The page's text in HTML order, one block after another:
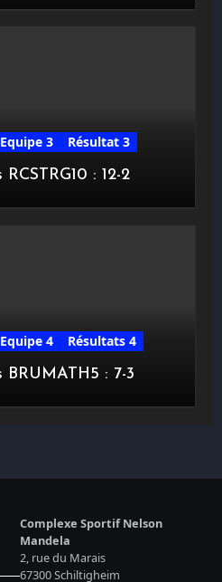
Equipe 3
Résultat 3
RCSTRG10 : 12-2
Equipe 4
Résultats 4
BRUMATH5 : 7-3
Complexe Sportif Nelson
Mandela
2, rue du Marais
67300 Schiltigheim